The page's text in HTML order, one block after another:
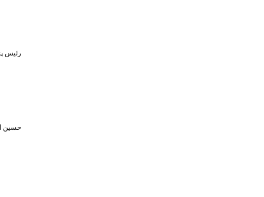
رئیس
حسین